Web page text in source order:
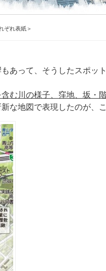
ぞれ表紙＞
あって、そうしたスポッ
む川の様子、窪地、坂・
な地図で表現したのが、